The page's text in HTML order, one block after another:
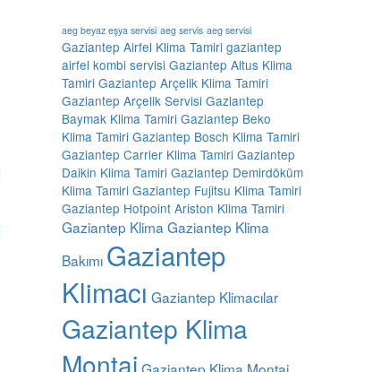
aeg beyaz eşya servisi aeg servis aeg servisi
Gaziantep Airfel Klima Tamiri gaziantep
airfel kombi servisi Gaziantep Altus Klima
Tamiri Gaziantep Arçelik Klima Tamiri
Gaziantep Arçelik Servisi Gaziantep
Baymak Klima Tamiri Gaziantep Beko
Klima Tamiri Gaziantep Bosch Klima Tamiri
Gaziantep Carrier Klima Tamiri Gaziantep
Daikin Klima Tamiri Gaziantep Demirdöküm
Klima Tamiri Gaziantep Fujitsu Klima Tamiri
Gaziantep Hotpoint Ariston Klima Tamiri
Gaziantep Klima Gaziantep Klima
Bakımı Gaziantep
Klimacı Gaziantep Klimacılar
Gaziantep Klima
Montaj